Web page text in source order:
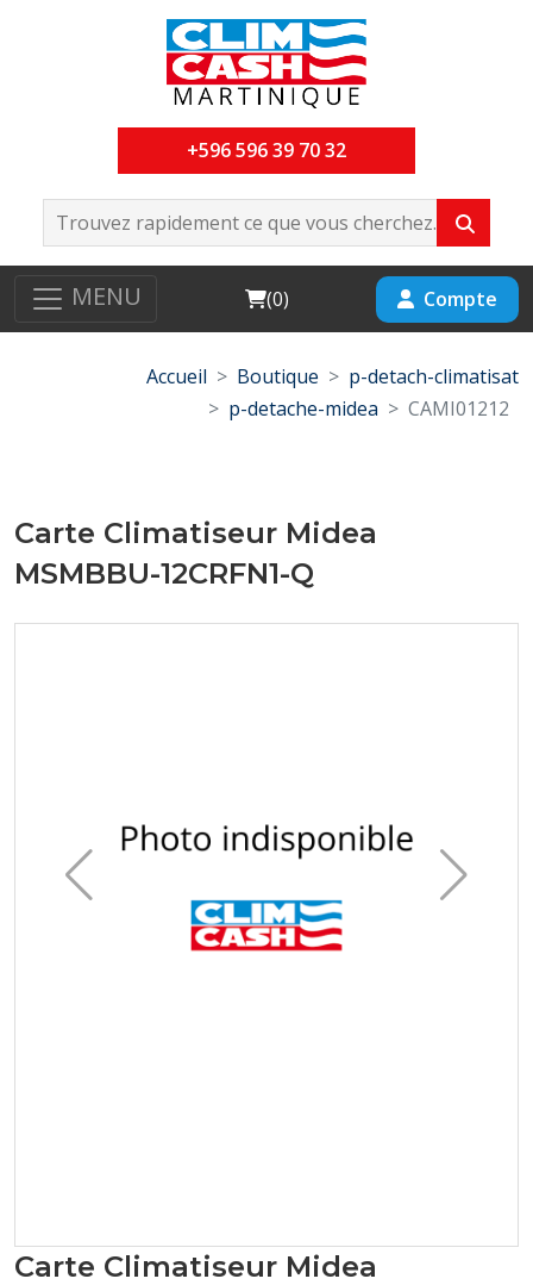
+596 596 39 70 32
MENU Cart
(0) Compte
Accueil Boutique
p-detach-climatisat
p-detache-midea
CAMI01212
Carte Climatiseur Midea
MSMBBU-12CRFN1-Q
Carte Climatiseur Midea